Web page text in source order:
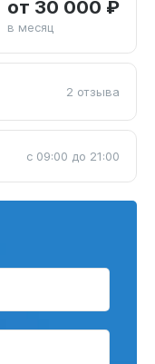
от 30 000 ₽
в месяц
2 отзыва
с 09:00 до 21:00